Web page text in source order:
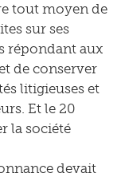
tout moyen de
sur ses
répondant aux
de conserver
litigieuses et
Et le 20
la société
devait